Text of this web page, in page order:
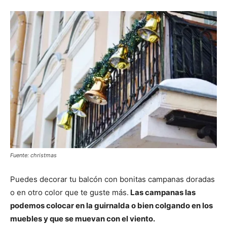
Fuente: christmas
Puedes decorar tu balcón con bonitas campanas doradas
o en otro color que te guste más. Las campanas las
podemos colocar en la guirnalda o bien colgando en los
muebles y que se muevan con el viento.